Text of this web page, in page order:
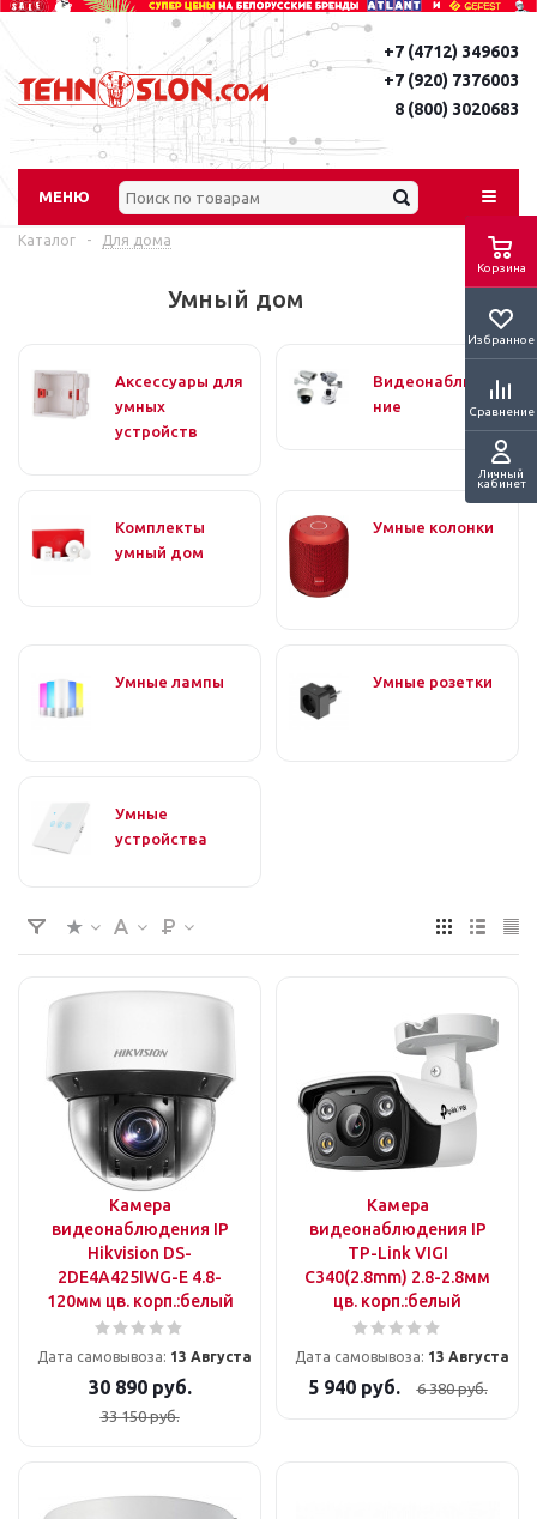
Корзина
Избранное
Сравнение
Личный
кабинет
+7 (4712) 349603
+7 (920) 7376003
8 (800) 3020683
МЕНЮ
Каталог - Для дома
Умный дом
Аксессуары для
умных
устройств
Видеонаблюде
ние
Комплекты
умный дом
Умные колонки
Умные лампы Умные розетки
Умные
устройства
Камера
видеонаблюдения IP
Hikvision DS-
2DE4A425IWG-E 4.8-
120мм цв. корп.:белый
Дата самовывоза: 13 Августа
30 890руб.
33 150руб.
Камера
видеонаблюдения IP
TP-Link VIGI
C340(2.8mm) 2.8-2.8мм
цв. корп.:белый
Дата самовывоза: 13 Августа
5 940руб. 6 380руб.